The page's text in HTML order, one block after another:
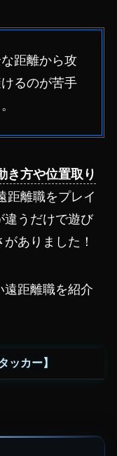
距離から攻
るのが苦手
き方や位置取り
距離職をプレイ
違うだけで遊び
ありました！
遠距離職を紹介
ッカー】